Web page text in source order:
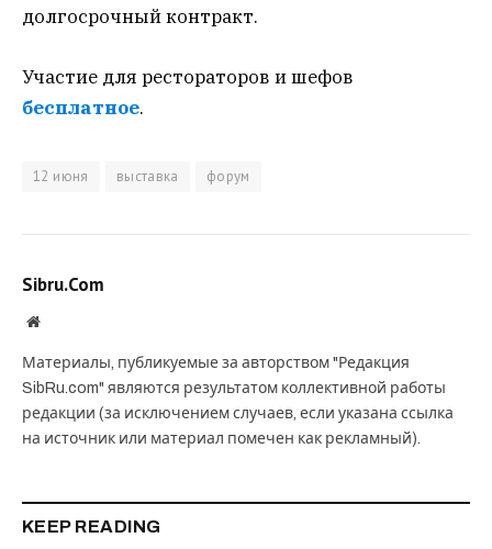
долгосрочный контракт.
Участие для рестораторов и шефов
бесплатное.
12 июня выставка форум
Sibru.Com
Website
Материалы, публикуемые за авторством "Редакция
SibRu.com" являются результатом коллективной работы
редакции (за исключением случаев, если указана ссылка
на источник или материал помечен как рекламный).
KEEP READING